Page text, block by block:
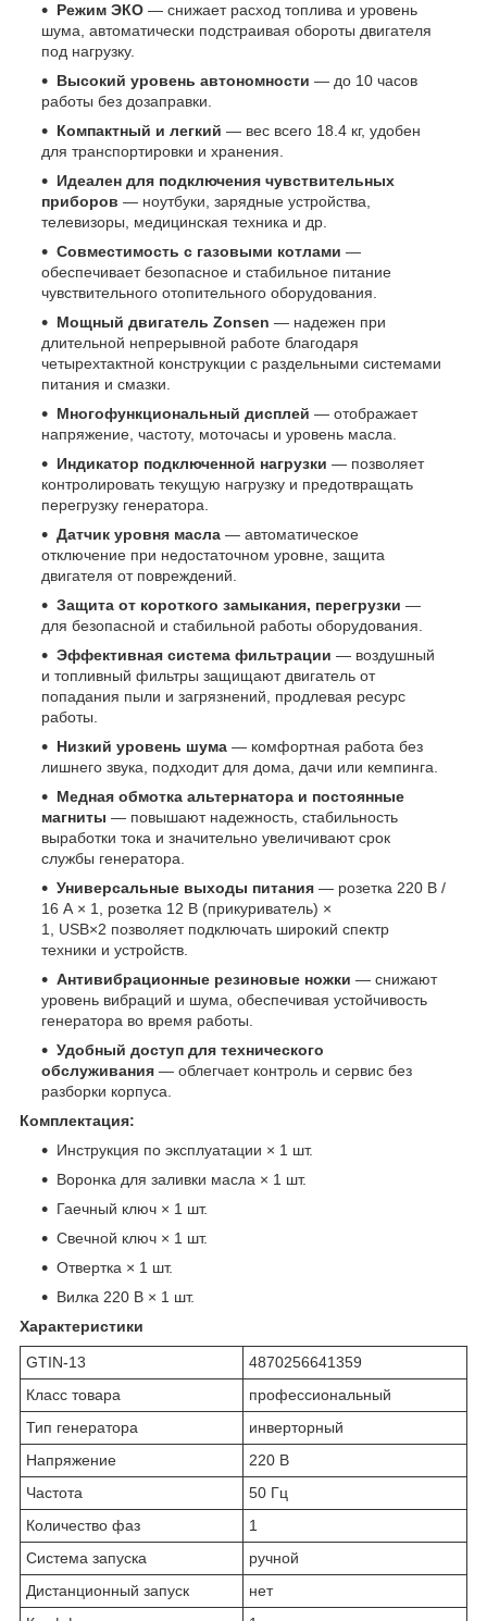
Режим ЭКО — снижает расход топлива и уровень
шума, автоматически подстраивая обороты двигателя
под нагрузку.
Высокий уровень автономности — до 10 часов
работы без дозаправки.
Компактный и легкий — вес всего 18.4 кг, удобен
для транспортировки и хранения.
Идеален для подключения чувствительных
приборов — ноутбуки, зарядные устройства,
телевизоры, медицинская техника и др.
Совместимость с газовыми котлами —
обеспечивает безопасное и стабильное питание
чувствительного отопительного оборудования.
Мощный двигатель Zonsen — надежен при
длительной непрерывной работе благодаря
четырехтактной конструкции с раздельными системами
питания и смазки.
Многофункциональный дисплей — отображает
напряжение, частоту, моточасы и уровень масла.
Индикатор подключенной нагрузки — позволяет
контролировать текущую нагрузку и предотвращать
перегрузку генератора.
Датчик уровня масла — автоматическое
отключение при недостаточном уровне, защита
двигателя от повреждений.
Защита от короткого замыкания, перегрузки —
для безопасной и стабильной работы оборудования.
Эффективная система фильтрации — воздушный
и топливный фильтры защищают двигатель от
попадания пыли и загрязнений, продлевая ресурс
работы.
Низкий уровень шума — комфортная работа без
лишнего звука, подходит для дома, дачи или кемпинга.
Медная обмотка альтернатора и постоянные
магниты — повышают надежность, стабильность
выработки тока и значительно увеличивают срок
службы генератора.
Универсальные выходы питания — розетка 220 В /
16 А × 1, розетка 12 В (прикуриватель) ×
1, USB×2 позволяет подключать широкий спектр
техники и устройств.
Антивибрационные резиновые ножки — снижают
уровень вибраций и шума, обеспечивая устойчивость
генератора во время работы.
Удобный доступ для технического
обслуживания — облегчает контроль и сервис без
разборки корпуса.
Комплектация:
Инструкция по эксплуатации × 1 шт.
Воронка для заливки масла × 1 шт.
Гаечный ключ × 1 шт.
Свечной ключ × 1 шт.
Отвертка × 1 шт.
Вилка 220 В × 1 шт.
Характеристики
GTIN-13
4870256641359
Класс товара
профессиональный
Тип генератора
инверторный
Напряжение
220 В
Частота
50 Гц
Количество фаз
1
Система запуска
ручной
Дистанционный запуск
нет